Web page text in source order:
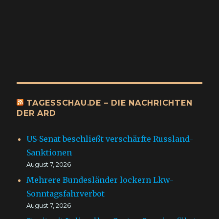
TAGESSCHAU.DE – DIE NACHRICHTEN
DER ARD
US-Senat beschließt verschärfte Russland-
Sanktionen
August 7, 2026
Mehrere Bundesländer lockern Lkw-
Sonntagsfahrverbot
August 7, 2026